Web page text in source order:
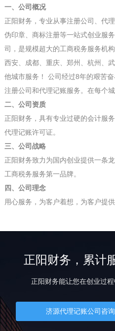
一、公司概况
正阳财务，专业从事注册公司、代
伪印章、商标注册等一站式创业服
司，是规模超大的工商税务服务机
西安、成都、重庆、郑州、杭州、
他城市服务！ 公司经过8年的艰苦
注册公司和代理记账服务。在每个
二、公司资质
正阳财务，具有专业过硬的会计服
代理记账许可证。
三、公司战略
正阳财务致力为国内创业提供一条
工商税务服务第一品牌。
四、公司理念
用心服务，为客户着想，为客户提
正阳财务，累计
正阳财务能让您在创业过
济源代理记账公司咨